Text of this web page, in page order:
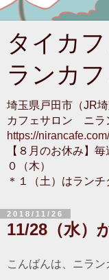
タイカ
ランカ
埼玉県戸田市（JR
カフェサロン ニラ
https://nirancafe.com/
【８月のお休み】
０（木）
＊１（土）はラン
2018/11/26
11/28（水）
こんばんは、ニラン